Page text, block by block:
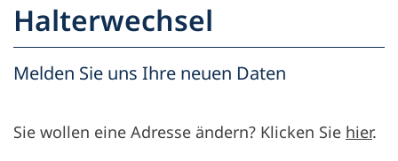
Partner
Fahrzeughalter
Service & Support
Partner
Karriere
Halterwechsel
Melden Sie uns Ihre neuen Daten
Sie wollen eine Adresse ändern? Klicken Sie hier.